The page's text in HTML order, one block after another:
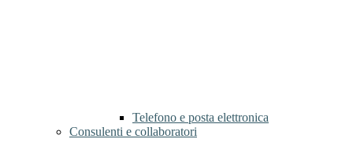
Telefono e posta elettronica
Consulenti e collaboratori